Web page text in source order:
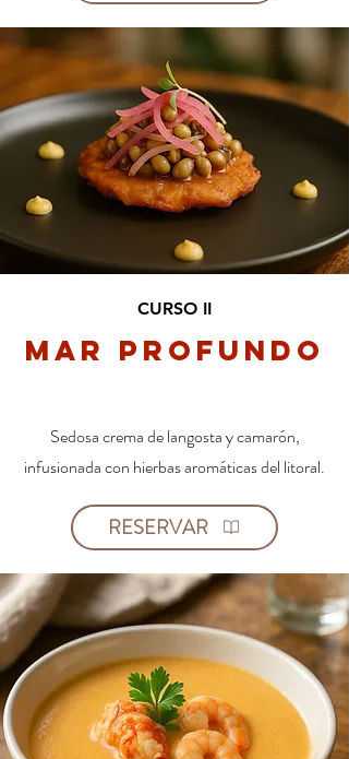
CURSO II
Mar Profundo
Sedosa crema de langosta y camarón,
infusionada con hierbas aromáticas del litoral.
RESERVAR